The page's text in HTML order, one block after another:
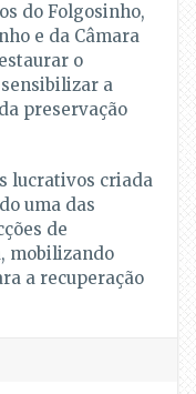
do Folgosinho,
e da Câmara
o
a
preservação
lucrativos criada
uma das
de
mobilizando
a recuperação